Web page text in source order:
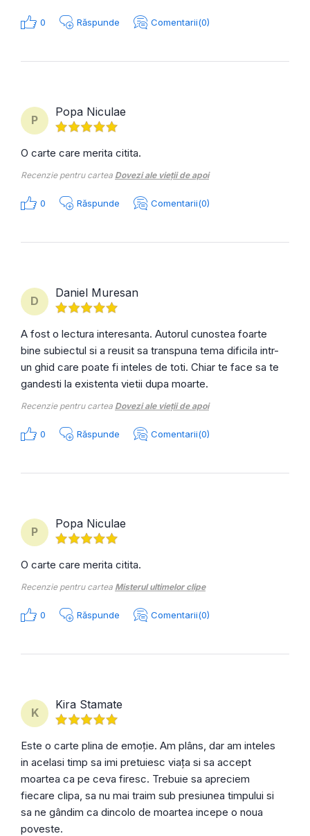
0 Răspunde Comentarii(0)
P
Popa Niculae
O carte care merita citita.
Recenzie pentru cartea Dovezi ale vieții de apoi
0 Răspunde Comentarii(0)
D
Daniel Muresan
A fost o lectura interesanta. Autorul cunostea foarte
bine subiectul si a reusit sa transpuna tema dificila intr-
un ghid care poate fi inteles de toti. Chiar te face sa te
gandesti la existenta vietii dupa moarte.
Recenzie pentru cartea Dovezi ale vieții de apoi
0 Răspunde Comentarii(0)
P
Popa Niculae
O carte care merita citita.
Recenzie pentru cartea Misterul ultimelor clipe
0 Răspunde Comentarii(0)
K
Kira Stamate
Este o carte plina de emoție. Am plâns, dar am inteles
in acelasi timp sa imi pretuiesc viața si sa accept
moartea ca pe ceva firesc. Trebuie sa apreciem
fiecare clipa, sa nu mai traim sub presiunea timpului si
sa ne gândim ca dincolo de moartea incepe o noua
poveste.